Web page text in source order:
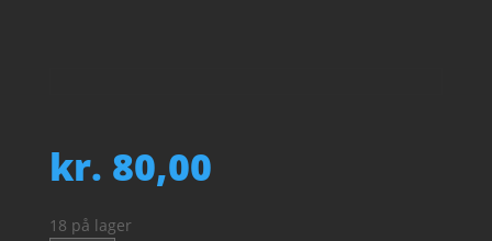
kr. 80,00
18 på lager